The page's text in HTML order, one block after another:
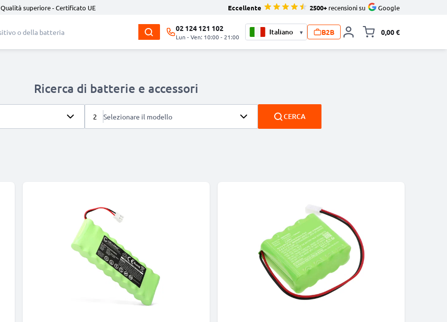
Qualità superiore - Certificato UE Eccellente 2500+ recensioni su Google
02 124 121 102
Lun - Ven: 10:00 - 21:00
▾ B2B 0,00 €
Ricerca di batterie e accessori
2 Selezionare il modello CERCA